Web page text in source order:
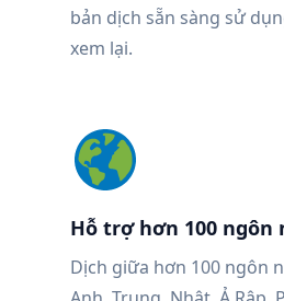
bản dịch sẵn sàng sử
xem lại.
Hỗ trợ hơn 100 ngôn
Dịch giữa hơn 100 ngôn